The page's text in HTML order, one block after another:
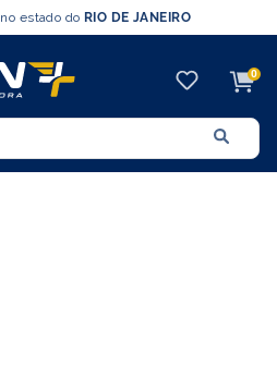
no estado do RIO DE JANEIRO
0